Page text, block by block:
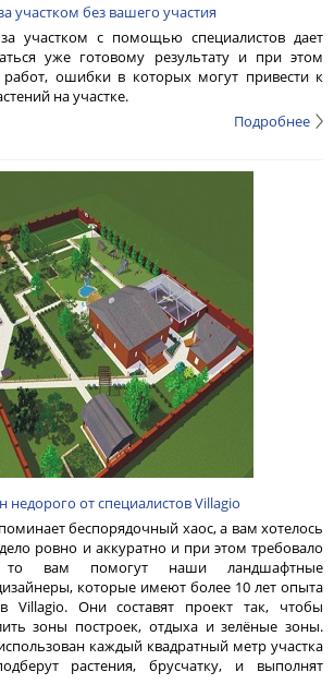
участком без вашего участия
участком с помощью специалистов дает
уже готовому результату и при этом
работ, ошибки в которых могут привести к
на участке.
Подробнее
от специалистов Villagio
беспорядочный хаос, а вам хотелось
ровно и аккуратно и при этом требовало
вам помогут наши ландшафтные
которые имеют более 10 лет опыта
Villagio. Они составят проект так, чтобы
зоны построек, отдыха и зелёные зоны.
каждый квадратный метр участка
растения, брусчатку, и выполнят